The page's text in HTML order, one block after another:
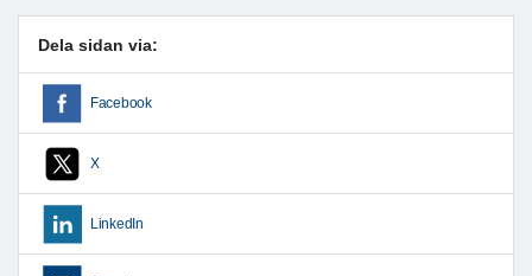
Dela sidan via:
Facebook
X
LinkedIn